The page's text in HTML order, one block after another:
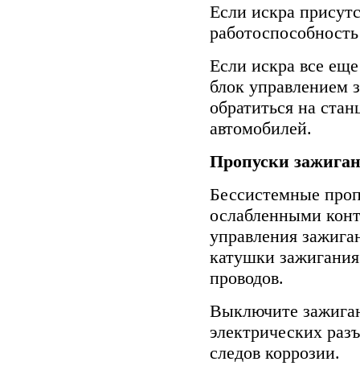
Если искра
Если искра все
блок управлением
обратиться на
автомобилей.
Пропуски
Бессистемные
ослабленными
управления
катушки
проводов.
Выключите
электрических
следов коррозии.